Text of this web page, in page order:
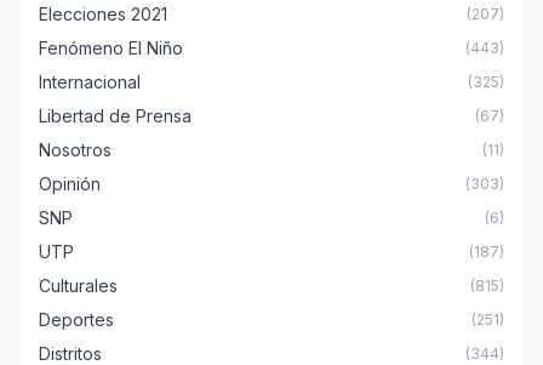
Elecciones 2021 (207)
Fenómeno El Niño (443)
Internacional (325)
Libertad de Prensa (67)
Nosotros (11)
Opinión (303)
SNP (6)
UTP (187)
Culturales (815)
Deportes (251)
Distritos (344)